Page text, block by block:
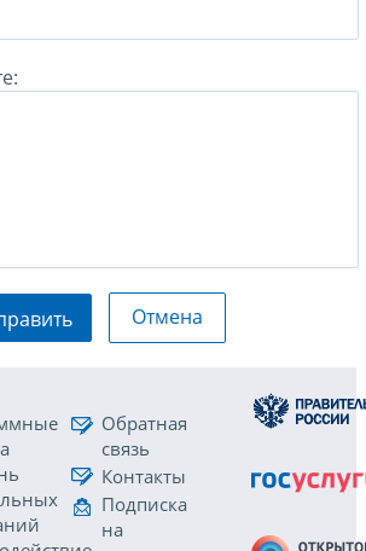
Отмена
Обратная
связь
Контакты
Подписка
на